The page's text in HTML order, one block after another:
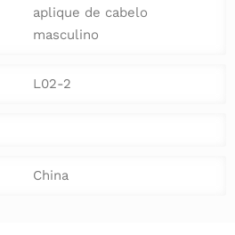
aplique de cabelo
masculino
L02-2
China